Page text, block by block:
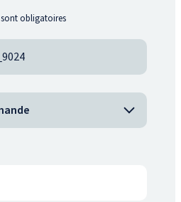
sont obligatoires